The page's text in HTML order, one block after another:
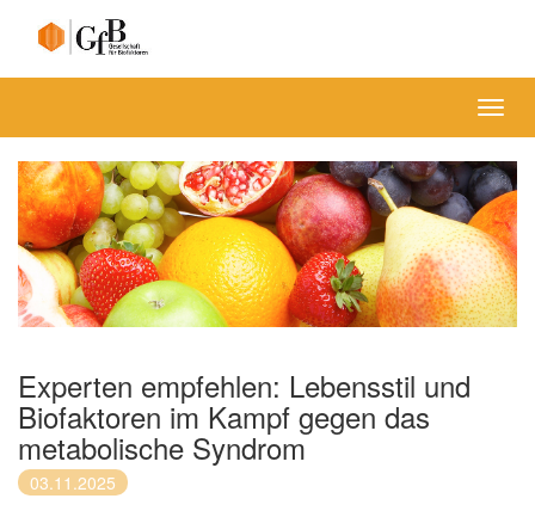
Menü
Experten empfehlen: Lebensstil und
Biofaktoren im Kampf gegen das
metabolische Syndrom
03.11.2025